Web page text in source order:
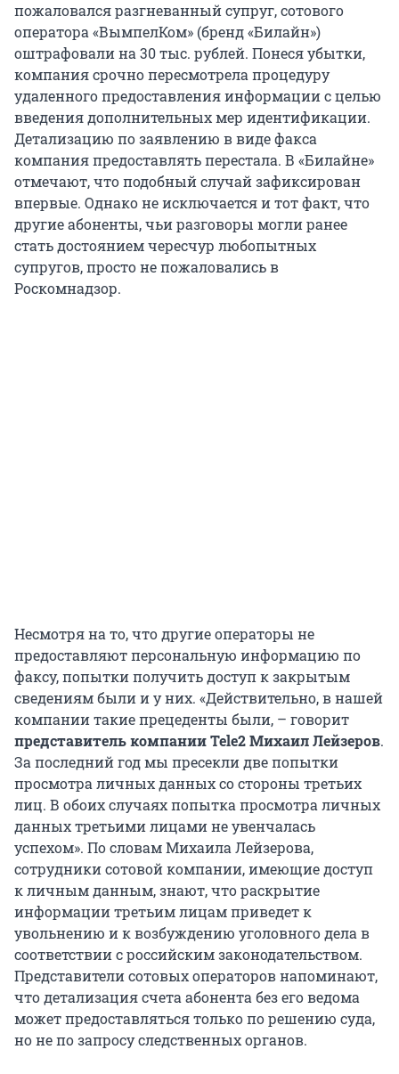
пожаловался разгневанный супруг, сотового
оператора «ВымпелКом» (бренд «Билайн»)
оштрафовали на 30 тыс. рублей. Понеся убытки,
компания срочно пересмотрела процедуру
удаленного предоставления информации с целью
введения дополнительных мер идентификации.
Детализацию по заявлению в виде факса
компания предоставлять перестала. В «Билайне»
отмечают, что подобный случай зафиксирован
впервые. Однако не исключается и тот факт, что
другие абоненты, чьи разговоры могли ранее
стать достоянием чересчур любопытных
супругов, просто не пожаловались в
Роскомнадзор.
Несмотря на то, что другие операторы не
предоставляют персональную информацию по
факсу, попытки получить доступ к закрытым
сведениям были и у них. «Действительно, в нашей
компании такие прецеденты были, – говорит
представитель компании Tele2 Михаил Лейзеров.
За последний год мы пресекли две попытки
просмотра личных данных со стороны третьих
лиц. В обоих случаях попытка просмотра личных
данных третьими лицами не увенчалась
успехом». По словам Михаила Лейзерова,
сотрудники сотовой компании, имеющие доступ
к личным данным, знают, что раскрытие
информации третьим лицам приведет к
увольнению и к возбуждению уголовного дела в
соответствии с российским законодательством.
Представители сотовых операторов напоминают,
что детализация счета абонента без его ведома
может предоставляться только по решению суда,
но не по запросу следственных органов.